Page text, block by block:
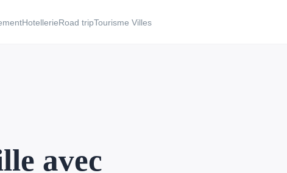
HotellerieRoad tripTourisme Villes
avec